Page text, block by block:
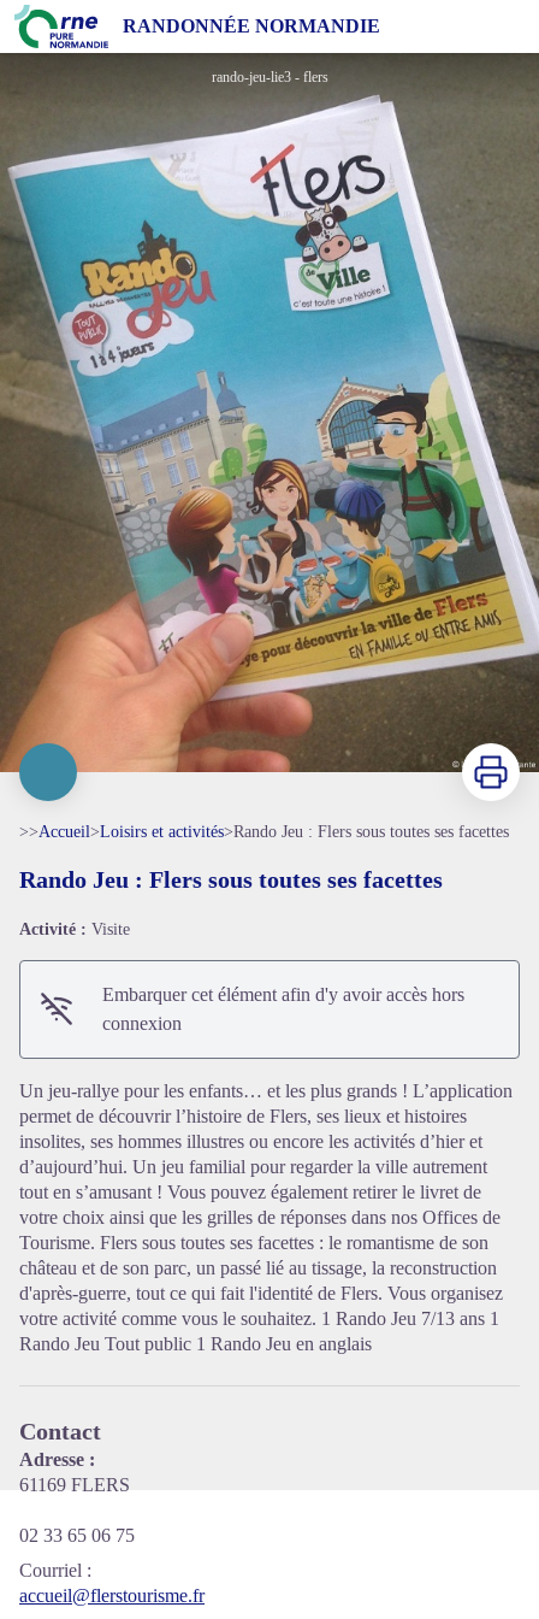
RANDONNÉE NORMANDIE
Rando Jeu : Flers sous toutes ses facettes
rando-jeu-lie3 - flers
Voir l'image en plein écran
Imprimer
>>Accueil>Loisirs et activités>Rando Jeu : Flers sous toutes ses facettes
Rando Jeu : Flers sous toutes ses facettes
Activité : Visite
Embarquer cet élément afin d'y avoir accès hors
connexion
Un jeu-rallye pour les enfants… et les plus grands ! L’application
permet de découvrir l’histoire de Flers, ses lieux et histoires
insolites, ses hommes illustres ou encore les activités d’hier et
d’aujourd’hui. Un jeu familial pour regarder la ville autrement
tout en s’amusant ! Vous pouvez également retirer le livret de
votre choix ainsi que les grilles de réponses dans nos Offices de
Tourisme. Flers sous toutes ses facettes : le romantisme de son
château et de son parc, un passé lié au tissage, la reconstruction
d'après-guerre, tout ce qui fait l'identité de Flers. Vous organisez
votre activité comme vous le souhaitez. 1 Rando Jeu 7/13 ans 1
Rando Jeu Tout public 1 Rando Jeu en anglais
Contact
Adresse :
61169 FLERS
02 33 65 06 75
Courriel :
accueil@flerstourisme.fr